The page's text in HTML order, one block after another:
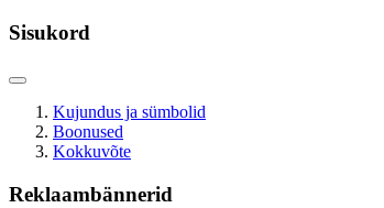
Sisukord
Kujundus ja sümbolid
Boonused
Kokkuvõte
Reklaambännerid